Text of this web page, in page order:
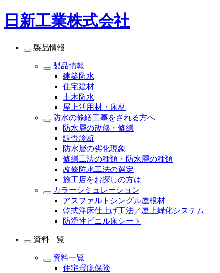
日新工業株式会社
製品情報
製品情報
建築防水
住宅建材
土木防水
屋上活用材・床材
防水の修繕工事をされる方へ
防水層の改修・修繕
調査診断
防水層の劣化現象
修繕工法の種類・防水層の種類
改修防水工法の選定
施工店をお探しの方は
カラーシミュレーション
アスファルトシングル屋根材
乾式浮床仕上げ工法／屋上緑化システム
防滑性ビニル床シート
資料一覧
資料一覧
住宅瑕疵保険